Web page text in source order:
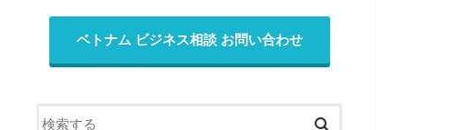
ベトナム ビジネス相談 お問い合わせ